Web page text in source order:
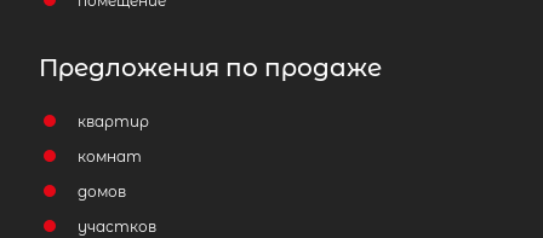
Предложения по продаже
квартир
комнат
домов
участков